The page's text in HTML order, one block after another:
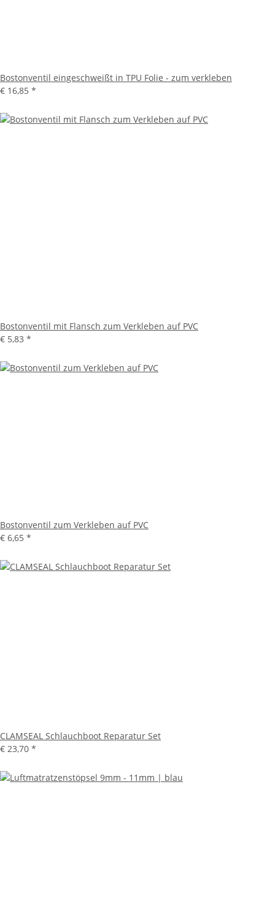
Bostonventil eingeschweißt in TPU Folie - zum verkleben
€ 16,85 *
Bostonventil mit Flansch zum Verkleben auf PVC
€ 5,83 *
Bostonventil zum Verkleben auf PVC
€ 6,65 *
CLAMSEAL Schlauchboot Reparatur Set
€ 23,70 *